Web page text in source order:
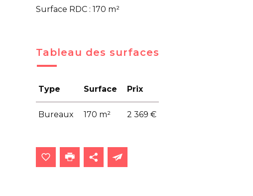
Surface RDC : 170 m²
Tableau des surfaces
Type Surface Prix
Bureaux 170 m² 2 369 €